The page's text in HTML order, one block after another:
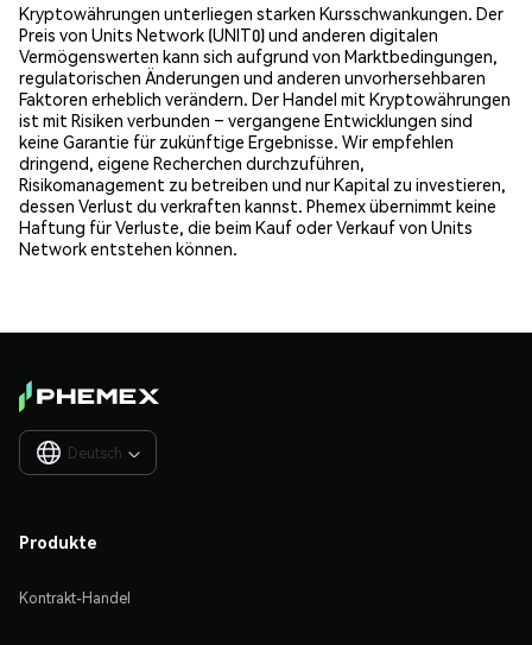
Kryptowährungen unterliegen starken Kursschwankungen. Der
Preis von Units Network (UNIT0) und anderen digitalen
Vermögenswerten kann sich aufgrund von Marktbedingungen,
regulatorischen Änderungen und anderen unvorhersehbaren
Faktoren erheblich verändern. Der Handel mit Kryptowährungen
ist mit Risiken verbunden – vergangene Entwicklungen sind
keine Garantie für zukünftige Ergebnisse. Wir empfehlen
dringend, eigene Recherchen durchzuführen,
Risikomanagement zu betreiben und nur Kapital zu investieren,
dessen Verlust du verkraften kannst. Phemex übernimmt keine
Haftung für Verluste, die beim Kauf oder Verkauf von Units
Network entstehen können.
Deutsch 
Produkte
Kontrakt-Handel